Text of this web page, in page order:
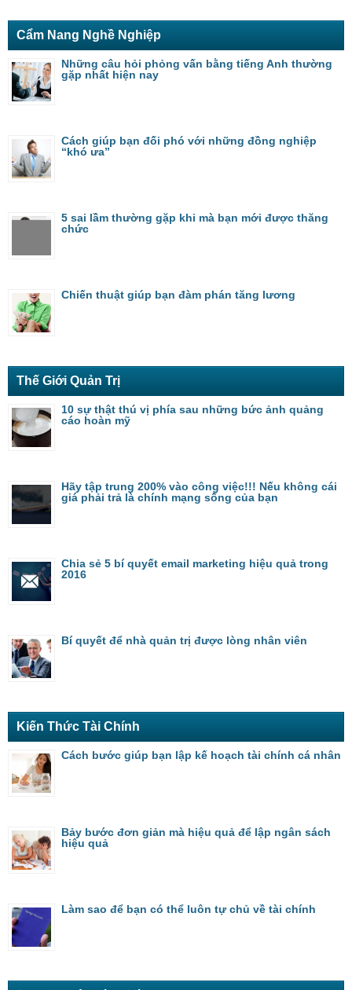
Cẩm Nang Nghề Nghiệp
Những câu hỏi phỏng vấn bằng tiếng Anh thường
gặp nhất hiện nay
Cách giúp bạn đối phó với những đồng nghiệp
“khó ưa”
5 sai lầm thường gặp khi mà bạn mới được thăng
chức
Chiến thuật giúp bạn đàm phán tăng lương
Thế Giới Quản Trị
10 sự thật thú vị phía sau những bức ảnh quảng
cáo hoàn mỹ
Hãy tập trung 200% vào công việc!!! Nếu không cái
giá phải trả là chính mạng sống của bạn
Chia sẻ 5 bí quyết email marketing hiệu quả trong
2016
Bí quyết để nhà quản trị được lòng nhân viên
Kiến Thức Tài Chính
Cách bước giúp bạn lập kế hoạch tài chính cá nhân
Bảy bước đơn giản mà hiệu quả để lập ngân sách
hiệu quả
Làm sao để bạn có thể luôn tự chủ về tài chính